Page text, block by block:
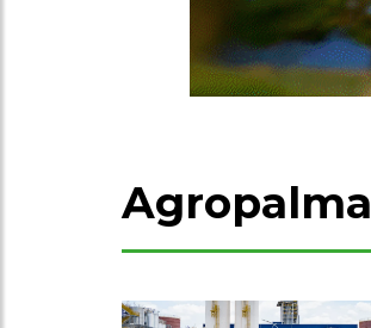
Agropalma